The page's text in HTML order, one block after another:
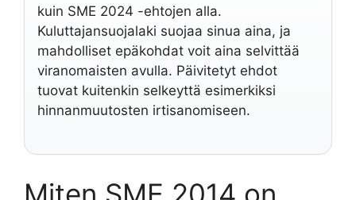
kuin SME 2024 -ehtojen alla.
Kuluttajansuojalaki suojaa sinua aina, ja
mahdolliset epäkohdat voit aina selvittää
viranomaisten avulla. Päivitetyt ehdot
tuovat kuitenkin selkeyttä esimerkiksi
hinnanmuutosten irtisanomiseen.
Miten SME 2014 on